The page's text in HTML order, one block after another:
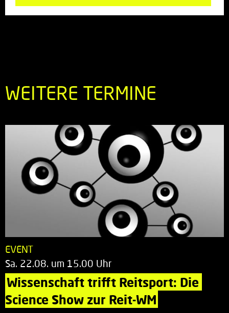
WEITERE TERMINE
EVENT
Sa. 22.08. um 15.00 Uhr
Wissenschaft trifft Reitsport: Die
Science Show zur Reit-WM